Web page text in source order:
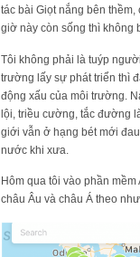
tác bài Giọt nắng bên
giờ này còn sống thì không
Tôi không phải là tuýp
trường lấy sự phát triển thì
động xấu của môi trường.
lội, triều cường, tắc đường
giới vẫn ở hạng bét mới
nước khi xưa.
Hôm qua tôi vào phần
châu Âu và châu Á theo